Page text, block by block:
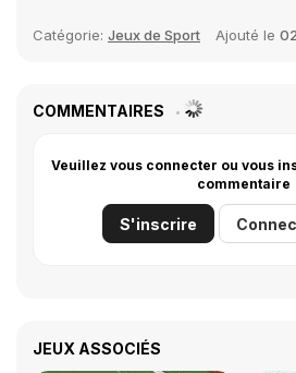
Catégorie: Jeux de Sport Ajouté le
COMMENTAIRES
Veuillez vous connecter ou vous
commentaire
S'inscrire
JEUX ASSOCIÉS